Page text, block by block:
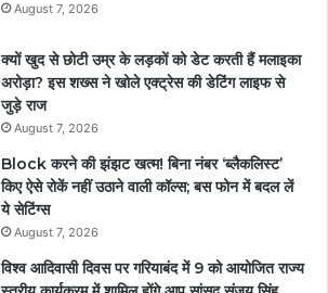
August 7, 2026
क्यों खुद से छोटी उम्र के लड़कों को डेट करती हैं मलाइका
अरोड़ा? इस शख्स ने खोले एक्ट्रेस की डेटिंग लाइफ से
जुड़े राज
August 7, 2026
Block करने की झंझट खत्म! बिना नंबर ‘ब्लैकलिस्ट’
किए ऐसे रोकें नहीं उठाने वाली कॉल्स; बस फोन में बदल लें
ये सेटिंग्स
August 7, 2026
विश्व आदिवासी दिवस पर गरियाबंद में 9 को आयोजित राज्य